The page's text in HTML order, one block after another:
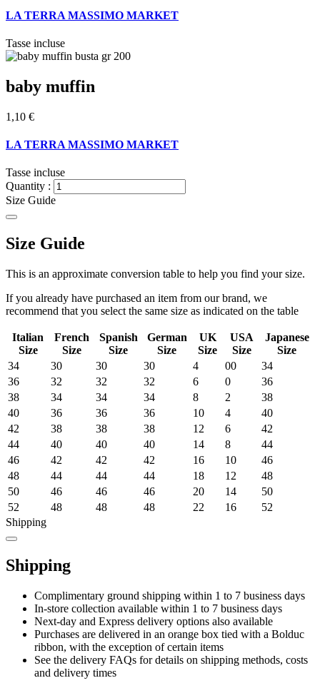
LA TERRA MASSIMO MARKET
Tasse incluse
baby muffin
1,10 €
LA TERRA MASSIMO MARKET
Tasse incluse
Quantity :
Size Guide
Size Guide
This is an approximate conversion table to help you find your size.
If you already have purchased an item from our brand, we
recommend that you select the same size as indicated on the table
Italian
Size
French
Size
Spanish
Size
German
Size
UK
Size
USA
Size
Japanese
Size
34
30 30 30 4 00
34
36
32 32 32 6 0
36
38
34 34 34 8 2
38
40
36 36 36 10 4
40
42
38 38 38 12 6
42
44
40 40 40 14 8
44
46
42 42 42 16 10
46
48
44 44 44 18 12
48
50
46 46 46 20 14
50
52
48 48 48 22 16
52
Shipping
Shipping
Complimentary ground shipping within 1 to 7 business days
In-store collection available within 1 to 7 business days
Next-day and Express delivery options also available
Purchases are delivered in an orange box tied with a Bolduc
ribbon, with the exception of certain items
See the delivery FAQs for details on shipping methods, costs
and delivery times